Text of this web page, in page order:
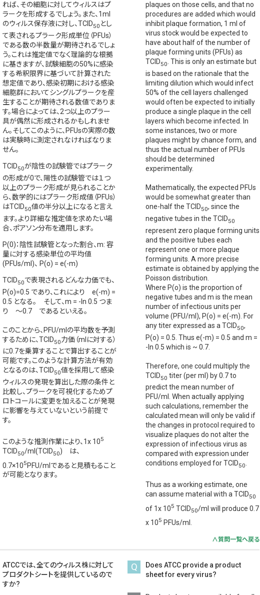
れば、その細胞に対してウィルスはプ
ラークを形成するでしょう。また、1ml
のウィルス保存液に対し、TCID50 とし
て表されるプラーク形成単位（PFUs）
である数の半数量が期待されるでしょ
う。これは推定値でなく理論的な根拠
に基きますが、試験細胞の50%に感染
する希釈限界に基づいて計算された
想定値であり、感染初期における感染
細胞群においてシングルプラークを産
生することが期待される数値でありま
す。場合によっては、2つ以上のプラー
具が偶然に形成されるかもしれませ
ん。そしてこのように、PFUsの実際の数
は実験時に測定されなければなりま
せん。
TCID50が陰性の試験管ではプラーク
の形成が0で、陽性の試験管では１つ
以上のプラーク形成が見られることか
ら、数学的にはプラーク形成値（PFUs）
はTCID50値の半分以上になると言え
ます。より詳細な推定値を求めたい場
合、ポアソン分布を適用します。
P(0)：陰性試験管となった割合、m: 容
量に対する感染単位の平均値
(PFUs/ml)、 P(o) = e(-m)
TCID50で表現されるどんな力価でも、
P(o)=0.5 であり、これにより e(-m) =
0.5 となる。 そして、m = -ln 0.5 つま
り ～0.7 であるといえる。
このことから、PFU/mlの平均数を予測
するために、TCID50力価（mlに対する）
に0.7を乗算することで算出することが
可能です。このような計算方法が有効
となるのは、TCID50値を採用して感染
ウィルスの発現を算出した際の条件と
比較し、プラークを可視化するためプ
ロトコールに変更を加えることが発現
に影響を与えていないという前提で
す。
このような推測作業により、1x 105
TCID50/ml(TCID50) は、
0.7×105PFU/mlであると見積もること
が可能となります。
plaques on those cells, and that no
procedures are added which would
inhibit plaque formation, 1 ml of
virus stock would be expected to
have about half of the number of
plaque forming units (PFUs) as
TCID50. This is only an estimate but
is based on the rationale that the
limiting dilution which would infect
50% of the cell layers challenged
would often be expected to initially
produce a single plaque in the cell
layers which become infected. In
some instances, two or more
plaques might by chance form, and
thus the actual number of PFUs
should be determined
experimentally.
Mathematically, the expected PFUs
would be somewhat greater than
one-half the TCID50, since the
negative tubes in the TCID50
represent zero plaque forming units
and the positive tubes each
represent one or more plaque
forming units. A more precise
estimate is obtained by applying the
Poisson distribution.
Where P(o) is the proportion of
negative tubes and m is the mean
number of infectious units per
volume (PFU/ml), P(o) = e(-m). For
any titer expressed as a TCID50,
P(o) = 0.5. Thus e(-m) = 0.5 and m =
-ln 0.5 which is ~ 0.7.
Therefore, one could multiply the
TCID50 titer (per ml) by 0.7 to
predict the mean number of
PFU/ml. When actually applying
such calculations, remember the
calculated mean will only be valid if
the changes in protocol required to
visualize plaques do not alter the
expression of infectious virus as
compared with expression under
conditions employed for TCID50.
Thus as a working estimate, one
can assume material with a TCID50
of 1x 105 TCID50/ml will produce 0.7
x 105 PFUs/ml.
∧質問一覧へ戻る
ATCCでは、全てのウィルス株に対して
プロダクトシートを提供しているので
すか?
Q
Does ATCC provide a product
sheet for every virus?